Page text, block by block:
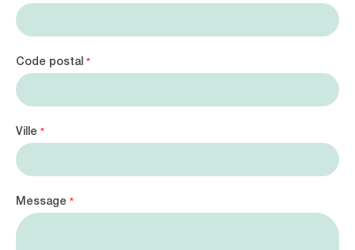
Code postal *
Ville *
Message *